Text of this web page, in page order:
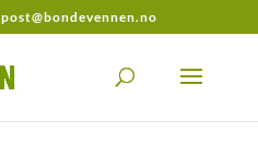
post@bondevennen.no